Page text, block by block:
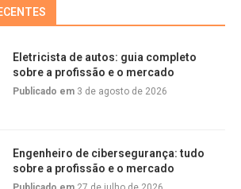
Eletricista de autos: guia completo
sobre a profissão e o mercado
Publicado em 3 de agosto de 2026
Engenheiro de cibersegurança: tudo
sobre a profissão e o mercado